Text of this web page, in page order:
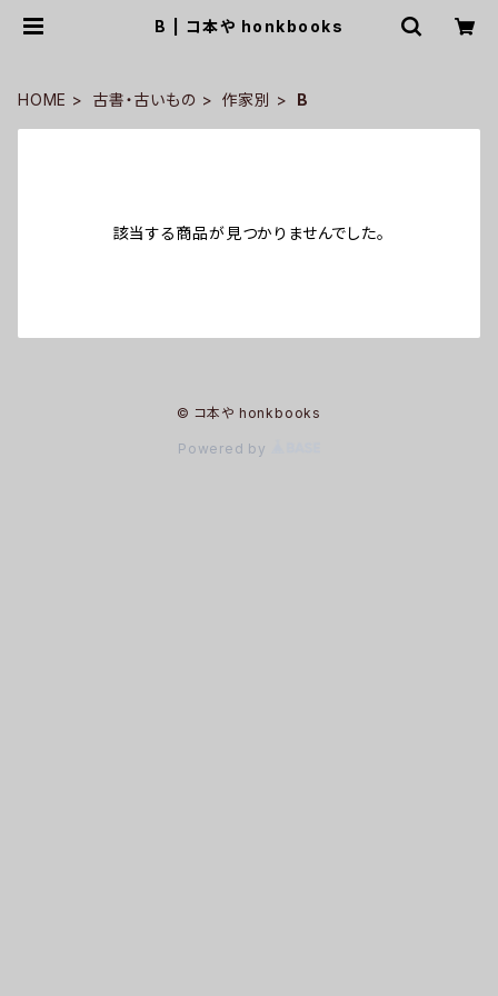
B | コ本や honkbooks
HOME 古書・古いもの 作家別 B
該当する商品が見つかりませんでした。
© コ本や honkbooks
Powered by